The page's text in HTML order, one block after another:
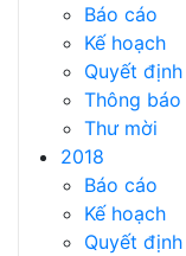
Báo cáo
Kế hoạch
Quyết định
Thông báo
Thư mời
2018
Báo cáo
Kế hoạch
Quyết định